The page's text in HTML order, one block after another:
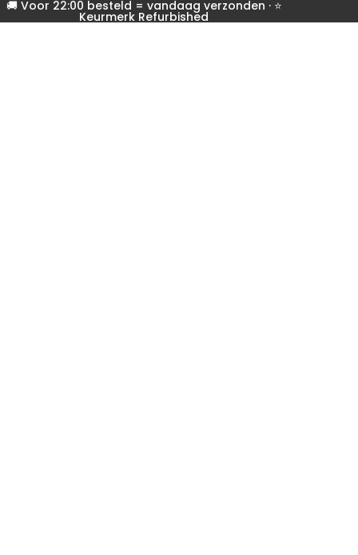
🚚 Voor 22:00 besteld = vandaag verzonden · ⭐
Keurmerk Refurbished